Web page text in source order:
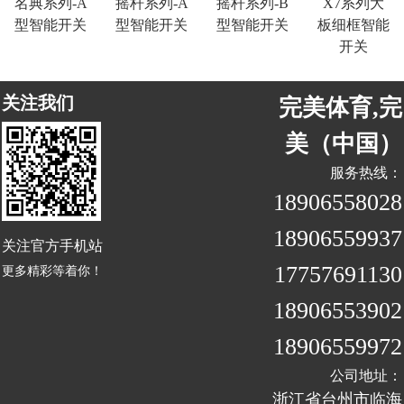
名典系列-A
型智能开关
摇杆系列-A
型智能开关
摇杆系列-B
型智能开关
X7系列大
板细框智能
开关
关注我们
关注官方手机站
更多精彩等着你！
完美体育,完
美（中国）
服务热线：
18906558028
18906559937
17757691130
18906553902
18906559972
公司地址：
浙江省台州市临海